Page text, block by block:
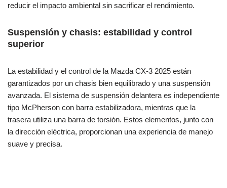
reducir el impacto ambiental sin sacrificar el rendimiento.
Suspensión y chasis: estabilidad y control
superior
La estabilidad y el control de la Mazda CX-3 2025 están
garantizados por un chasis bien equilibrado y una suspensión
avanzada. El sistema de suspensión delantera es independiente
tipo McPherson con barra estabilizadora, mientras que la
trasera utiliza una barra de torsión. Estos elementos, junto con
la dirección eléctrica, proporcionan una experiencia de manejo
suave y precisa.